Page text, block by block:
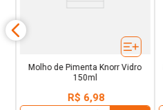
Molho de Pimenta Knorr Vidro
150ml
R$ 6,98